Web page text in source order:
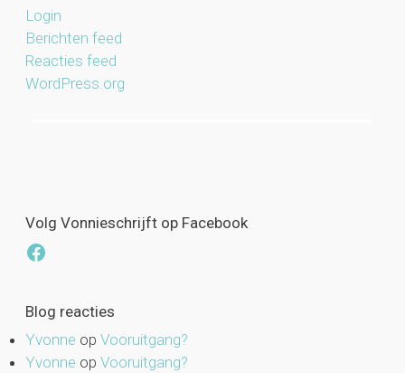
Login
Berichten feed
Reacties feed
WordPress.org
Volg Vonnieschrijft op Facebook
Facebook
Blog reacties
Yvonne op Vooruitgang?
Yvonne op Vooruitgang?